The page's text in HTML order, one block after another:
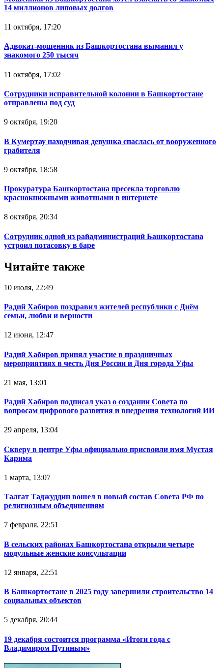
14 миллионов липовых долгов
11 октября, 17:20
Адвокат-мошенник из Башкортостана выманил у
знакомого 250 тысяч
11 октября, 17:02
Сотрудники исправительной колонии в Башкортостане
отправлены под суд
9 октября, 19:20
В Кумертау находчивая девушка спаслась от вооруженного
грабителя
9 октября, 18:58
Прокуратура Башкортостана пресекла торговлю
краснокнижными животными в интернете
8 октября, 20:34
Сотрудник одной из райадминистраций Башкортостана
устроил потасовку в баре
Читайте также
10 июля, 22:49
Радий Хабиров поздравил жителей республики с Днём
семьи, любви и верности
12 июня, 12:47
Радий Хабиров принял участие в праздничных
мероприятиях в честь Дня России и Дня города Уфы
21 мая, 13:01
Радий Хабиров подписал указ о создании Совета по
вопросам цифрового развития и внедрения технологий ИИ
29 апреля, 13:04
Скверу в центре Уфы официально присвоили имя Мустая
Карима
1 марта, 13:07
Талгат Таджуддин вошел в новый состав Совета РФ по
религиозным объединениям
7 февраля, 22:51
В сельских районах Башкортостана открыли четыре
модульные женские консультации
12 января, 22:51
В Башкортостане в 2025 году завершили строительство 14
социальных объектов
5 декабря, 20:44
19 декабря состоится программа «Итоги года с
Владимиром Путиным»